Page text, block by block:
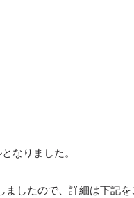
なりました。
したので、詳細は下記を